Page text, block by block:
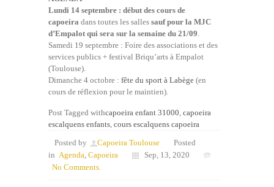
Lundi 14 septembre : début des cours de
capoeira dans toutes les salles sauf pour la MJC
d’Empalot qui sera sur la semaine du 21/09.
Samedi 19 septembre : Foire des associations et des
services publics + festival Briqu’arts à Empalot
(Toulouse).
Dimanche 4 octobre : fête du sport à Labège (en
cours de réflexion pour le maintien).
Post Tagged withcapoeira enfant 31000, capoeira
escalquens enfants, cours escalquens capoeira
Posted by
Capoeira Toulouse
Posted
in Agenda, Capoeira
Sep, 13, 2020
No Comments.